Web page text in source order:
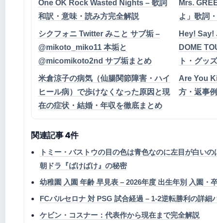
One OK Rock Wasted Nights – 歌詞
和訳・意味・読み方完全解説
Mrs.
よ」歌詞
シクフォニ Twitter みこと サブ垢 –
@mikoto_miko11 本垢と
@micomikoto2nd サブ垢まとめ
Hey! Say!
DOME
ト・グッズ
米倉涼子の病気（仙腸関節障害・ハイ
ヒール病）で歩けなくなった原因と現
在の症状・結婚・年収を徹底まとめ
Are You
方・返事
関連記事 4件
トミー・バストウの目の色は青色なのに左目が白い
朝ドラ『ばけばけ』の秘密
幼稚園 入園 年齢 早見表 – 2026年度 出生年別 入園・
FCバルセロナ 対 PSG 試合経過 – 1-2逆転勝利の詳細
ケビン・コスナー：代表作から現在まで完全解説